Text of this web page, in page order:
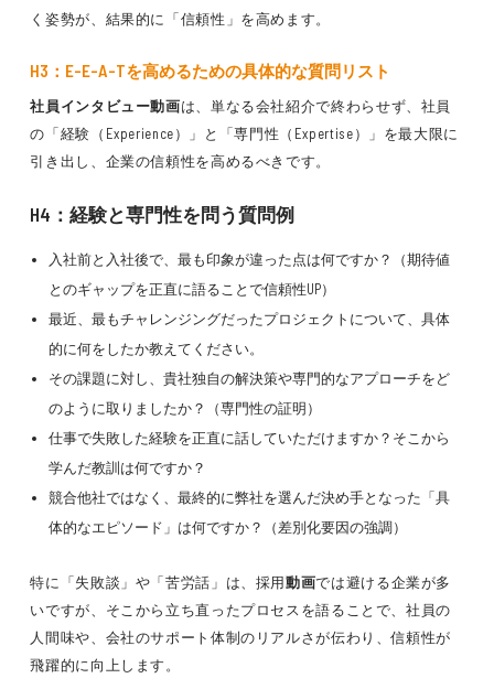
く姿勢が、結果的に「信頼性」を高めます。
H3：E-E-A-Tを高めるための具体的な質問リスト
社員インタビュー動画は、単なる会社紹介で終わらせず、社員
の「経験（Experience）」と「専門性（Expertise）」を最大限に
引き出し、企業の信頼性を高めるべきです。
H4：経験と専門性を問う質問例
入社前と入社後で、最も印象が違った点は何ですか？（期待値
とのギャップを正直に語ることで信頼性UP）
最近、最もチャレンジングだったプロジェクトについて、具体
的に何をしたか教えてください。
その課題に対し、貴社独自の解決策や専門的なアプローチをど
のように取りましたか？（専門性の証明）
仕事で失敗した経験を正直に話していただけますか？そこから
学んだ教訓は何ですか？
競合他社ではなく、最終的に弊社を選んだ決め手となった「具
体的なエピソード」は何ですか？（差別化要因の強調）
特に「失敗談」や「苦労話」は、採用動画では避ける企業が多
いですが、そこから立ち直ったプロセスを語ることで、社員の
人間味や、会社のサポート体制のリアルさが伝わり、信頼性が
飛躍的に向上します。